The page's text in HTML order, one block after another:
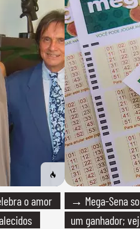
o amor
→ Mega-Sena
um ganhador;